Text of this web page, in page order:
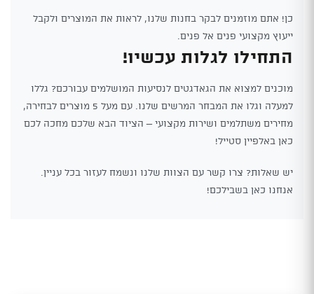
כן! אתם מוזמנים לבקר בחנות שלנו, לראות את המוצרים ולקבל
ייעוץ מקצועי פנים אל פנים.
התחילו לגלות עכשיו!
מוכנים למצוא את הגאדגטים לנסיעות המושלמים עבורכם? גללו
למעלה וגלו את המבחר המרשים שלנו. עם מעל 5 מוצרים לבחירה,
מחירים משתלמים ושירות מקצועי – הציוד הבא שלכם מחכה לכם
כאן באלפיין סטייל!
יש שאלות? צרו קשר עם הצוות שלנו ונשמח לעזור בכל עניין.
אנחנו כאן בשבילכם!